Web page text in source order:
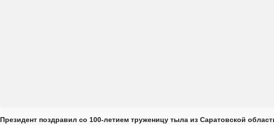
Президент поздравил со 100-летием труженицу тыла из Саратовской